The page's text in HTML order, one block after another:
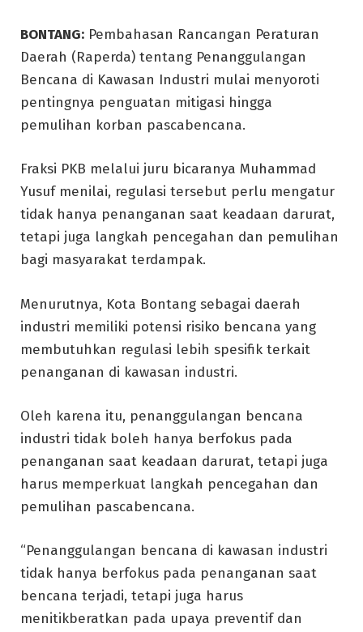
BONTANG: Pembahasan Rancangan Peraturan
Daerah (Raperda) tentang Penanggulangan
Bencana di Kawasan Industri mulai menyoroti
pentingnya penguatan mitigasi hingga
pemulihan korban pascabencana.
Fraksi PKB melalui juru bicaranya Muhammad
Yusuf menilai, regulasi tersebut perlu mengatur
tidak hanya penanganan saat keadaan darurat,
tetapi juga langkah pencegahan dan pemulihan
bagi masyarakat terdampak.
Menurutnya, Kota Bontang sebagai daerah
industri memiliki potensi risiko bencana yang
membutuhkan regulasi lebih spesifik terkait
penanganan di kawasan industri.
Oleh karena itu, penanggulangan bencana
industri tidak boleh hanya berfokus pada
penanganan saat keadaan darurat, tetapi juga
harus memperkuat langkah pencegahan dan
pemulihan pascabencana.
“Penanggulangan bencana di kawasan industri
tidak hanya berfokus pada penanganan saat
bencana terjadi, tetapi juga harus
menitikberatkan pada upaya preventif dan